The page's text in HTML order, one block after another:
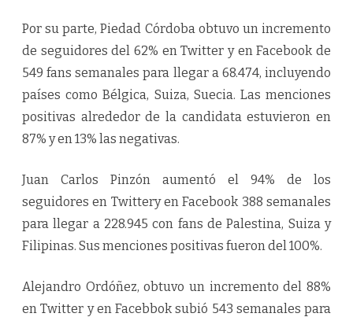
Por su parte, Piedad Córdoba obtuvo un incremento
de seguidores del 62% en Twitter y en Facebook de
549 fans semanales para llegar a 68.474, incluyendo
países como Bélgica, Suiza, Suecia. Las menciones
positivas alrededor de la candidata estuvieron en
87% y en 13% las negativas.
Juan Carlos Pinzón aumentó el 94% de los
seguidores en Twittery en Facebook 388 semanales
para llegar a 228.945 con fans de Palestina, Suiza y
Filipinas. Sus menciones positivas fueron del 100%.
Alejandro Ordóñez, obtuvo un incremento del 88%
en Twitter y en Facebbok subió 543 semanales para